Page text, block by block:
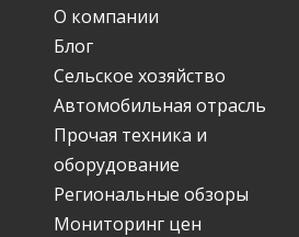
О компании
Блог
Сельское хозяйство
Автомобильная отрасль
Прочая техника и
оборудование
Региональные обзоры
Мониторинг цен